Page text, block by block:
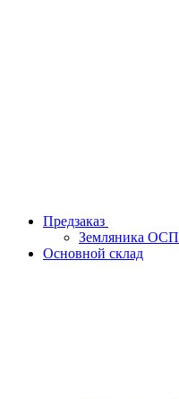
Предзаказ
Земляника ОСП
Основной склад